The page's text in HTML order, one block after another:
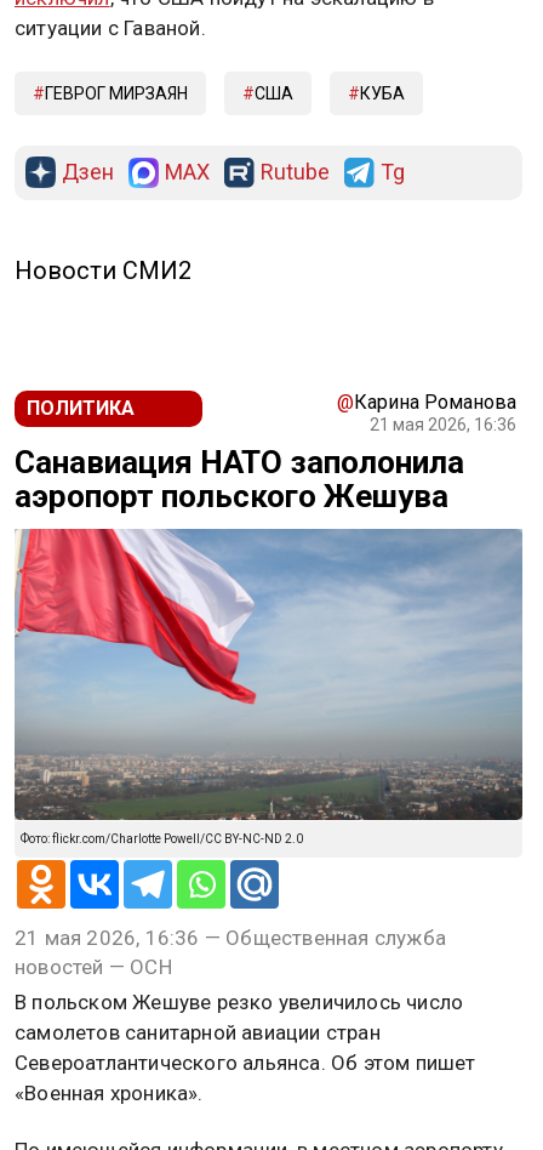
ситуации с Гаваной.
ГЕВРОГ МИРЗАЯН США КУБА
Дзен MAX Rutube Tg
Новости СМИ2
ПОЛИТИКА @Карина Романова
21 мая 2026, 16:36
Санавиация НАТО заполонила
аэропорт польского Жешува
Фото: flickr.com/Charlotte Powell/CC BY-NC-ND 2.0
21 мая 2026, 16:36 — Общественная служба
новостей — ОСН
В польском Жешуве резко увеличилось число
самолетов санитарной авиации стран
Североатлантического альянса. Об этом пишет
«Военная хроника».